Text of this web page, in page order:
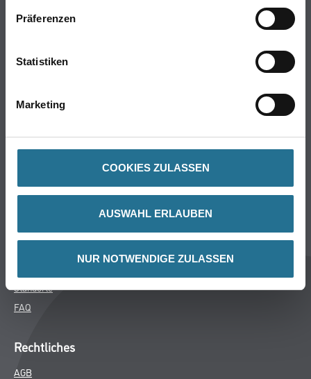
Präferenzen
Statistiken
Marketing
COOKIES ZULASSEN
AUSWAHL ERLAUBEN
NUR NOTWENDIGE ZULASSEN
Putze- und Spachtelmassen
Wand- & Deckenbeläge
Winkler & Gräbner
Services
Standorte
FAQ
Rechtliches
AGB